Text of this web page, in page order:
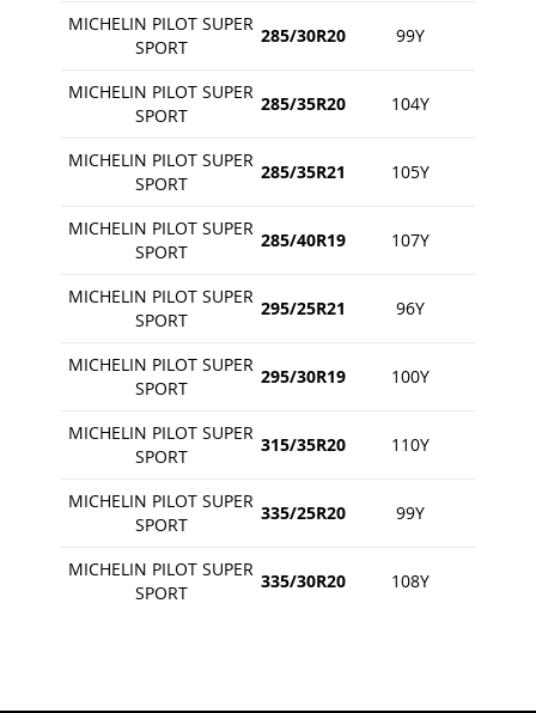
MICHELIN PILOT SUPER
SPORT
285/30R20 99Y
MICHELIN PILOT SUPER
SPORT
285/35R20 104Y
MICHELIN PILOT SUPER
SPORT
285/35R21 105Y
MICHELIN PILOT SUPER
SPORT
285/40R19 107Y
MICHELIN PILOT SUPER
SPORT
295/25R21 96Y
MICHELIN PILOT SUPER
SPORT
295/30R19 100Y
MICHELIN PILOT SUPER
SPORT
315/35R20 110Y
MICHELIN PILOT SUPER
SPORT
335/25R20 99Y
MICHELIN PILOT SUPER
SPORT
335/30R20 108Y